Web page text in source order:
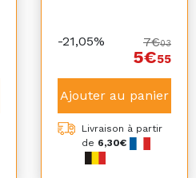
-21,05% 7€03
5€55
Ajouter au panier
Livraison à partir
de 6,30€